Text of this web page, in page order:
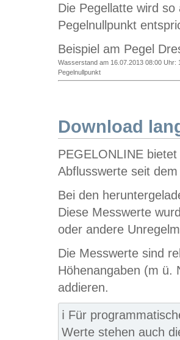
Die Pegellatte wird
Pegelnullpunkt
Beispiel am Pegel
Wasserstand am 16.07.2013 08:00 Uhr:
Pegelnullpunkt
Download
PEGELONLINE
Abflusswerte seit
Bei den
Diese Messwerte
oder andere
Die Messwerte sind
Höhenangaben (m ü.
addieren.
ℹ️ Für
Werte stehen auch